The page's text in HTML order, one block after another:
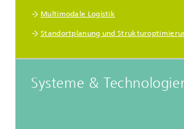
Multimodale Logistik
Standortplanung und
Systeme &